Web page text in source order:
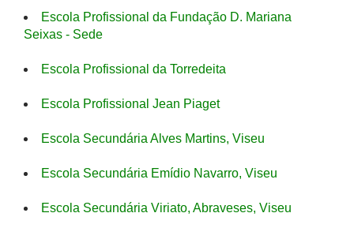
Escola Profissional da Fundação D. Mariana
Seixas - Sede
Escola Profissional da Torredeita
Escola Profissional Jean Piaget
Escola Secundária Alves Martins, Viseu
Escola Secundária Emídio Navarro, Viseu
Escola Secundária Viriato, Abraveses, Viseu